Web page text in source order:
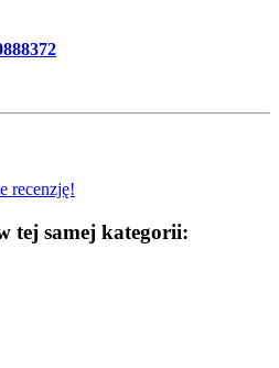
recenzję!
tej samej kategorii: